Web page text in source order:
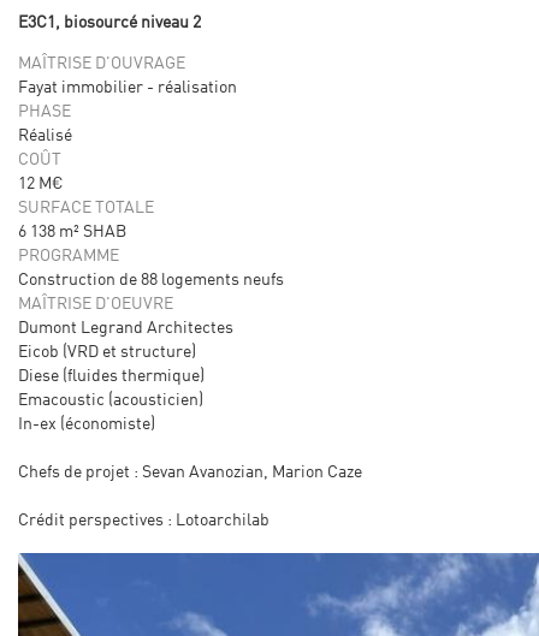
E3C1, biosourcé niveau 2
MAÎTRISE D'OUVRAGE
Fayat immobilier - réalisation
PHASE
Réalisé
COÛT
12 M€
SURFACE TOTALE
6 138 m² SHAB
PROGRAMME
Construction de 88 logements neufs
MAÎTRISE D'OEUVRE
Dumont Legrand Architectes
Eicob (VRD et structure)
Diese (fluides thermique)
Emacoustic (acousticien)
In-ex (économiste)
Chefs de projet : Sevan Avanozian, Marion Caze
Crédit perspectives : Lotoarchilab